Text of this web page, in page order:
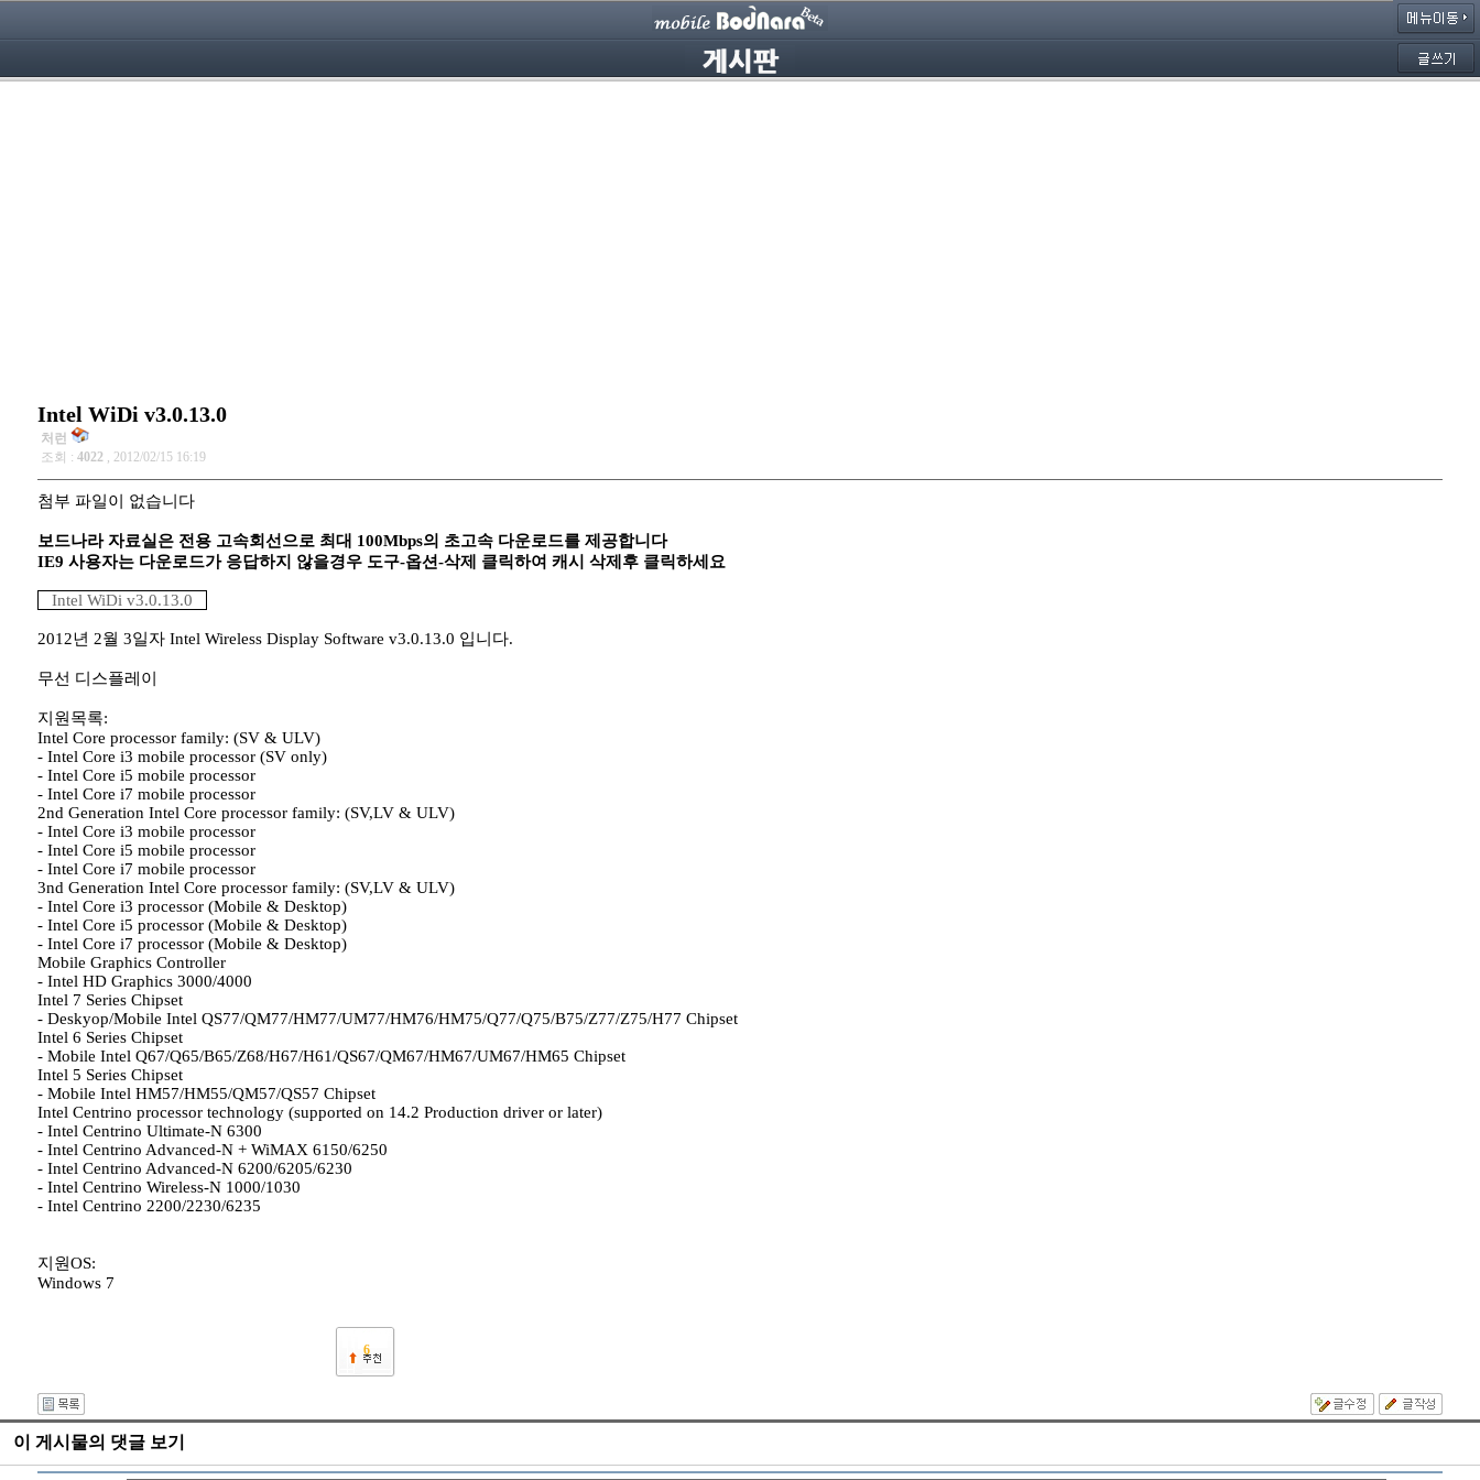
Intel WiDi v3.0.13.0
처런
조회 : 4022 , 2012/02/15 16:19
첨부 파일이 없습니다
보드나라 자료실은 전용 고속회선으로 최대 100Mbps의 초고속 다운로드를 제공합니다
IE9 사용자는 다운로드가 응답하지 않을경우 도구-옵션-삭제 클릭하여 캐시 삭제후 클릭하세요
Intel WiDi v3.0.13.0
2012년 2월 3일자 Intel Wireless Display Software v3.0.13.0 입니다.
무선 디스플레이
지원목록:
Intel Core processor family: (SV & ULV)
- Intel Core i3 mobile processor (SV only)
- Intel Core i5 mobile processor
- Intel Core i7 mobile processor
2nd Generation Intel Core processor family: (SV,LV & ULV)
- Intel Core i3 mobile processor
- Intel Core i5 mobile processor
- Intel Core i7 mobile processor
3nd Generation Intel Core processor family: (SV,LV & ULV)
- Intel Core i3 processor (Mobile & Desktop)
- Intel Core i5 processor (Mobile & Desktop)
- Intel Core i7 processor (Mobile & Desktop)
Mobile Graphics Controller
- Intel HD Graphics 3000/4000
Intel 7 Series Chipset
- Deskyop/Mobile Intel QS77/QM77/HM77/UM77/HM76/HM75/Q77/Q75/B75/Z77/Z75/H77 Chipset
Intel 6 Series Chipset
- Mobile Intel Q67/Q65/B65/Z68/H67/H61/QS67/QM67/HM67/UM67/HM65 Chipset
Intel 5 Series Chipset
- Mobile Intel HM57/HM55/QM57/QS57 Chipset
Intel Centrino processor technology (supported on 14.2 Production driver or later)
- Intel Centrino Ultimate-N 6300
- Intel Centrino Advanced-N + WiMAX 6150/6250
- Intel Centrino Advanced-N 6200/6205/6230
- Intel Centrino Wireless-N 1000/1030
- Intel Centrino 2200/2230/6235
지원OS:
Windows 7
6
이 게시물의 댓글 보기